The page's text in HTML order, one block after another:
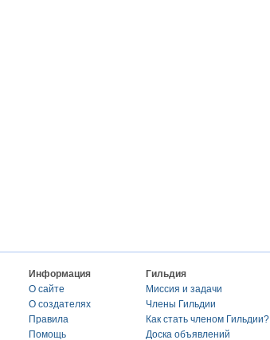
Информация
О сайте
О создателях
Правила
Помощь
Гильдия
Миссия и задачи
Члены Гильдии
Как стать членом Гильдии?
Доска объявлений